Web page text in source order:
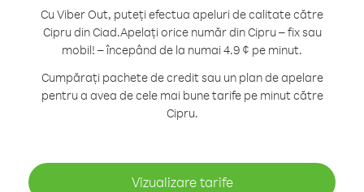
Cu Viber Out, puteți efectua apeluri de calitate către
Cipru din Ciad.Apelați orice număr din Cipru – fix sau
mobil! – începând de la numai 4.9 ¢ pe minut.
Cumpărați pachete de credit sau un plan de apelare
pentru a avea de cele mai bune tarife pe minut către
Cipru.
Vizualizare tarife